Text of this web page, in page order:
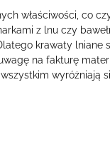
właściwości, co
z lnu czy
krawaty lniane
na fakturę
wyróżniają